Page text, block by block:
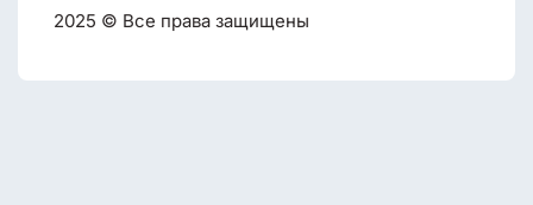
2025 © Все права защищены